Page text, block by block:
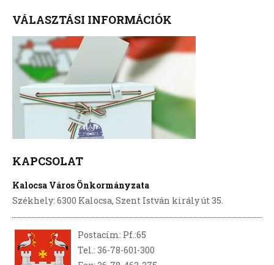
VÁLASZTÁSI INFORMÁCIÓK
KAPCSOLAT
Kalocsa Város Önkormányzata
Székhely: 6300 Kalocsa, Szent István király út 35.
Postacím: Pf.:65
Tel.: 36-78-601-300